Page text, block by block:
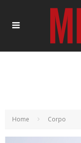
Home Corpo